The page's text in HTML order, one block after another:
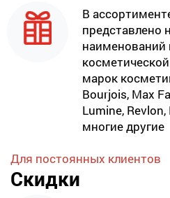
В
представлено
марок
Bourjois, Max
Lumine,
многие другие
Для постоянных клиентов
Скидки